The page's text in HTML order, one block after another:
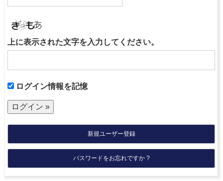
上に表示された文字を入力してください。
ログイン情報を記憶
新規ユーザー登録
パスワードをお忘れですか ?